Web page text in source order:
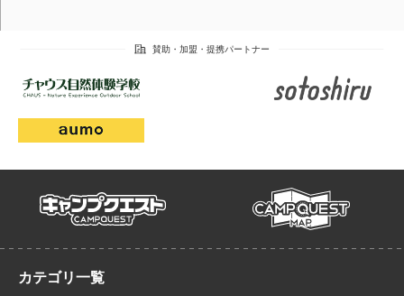
campquest campmap